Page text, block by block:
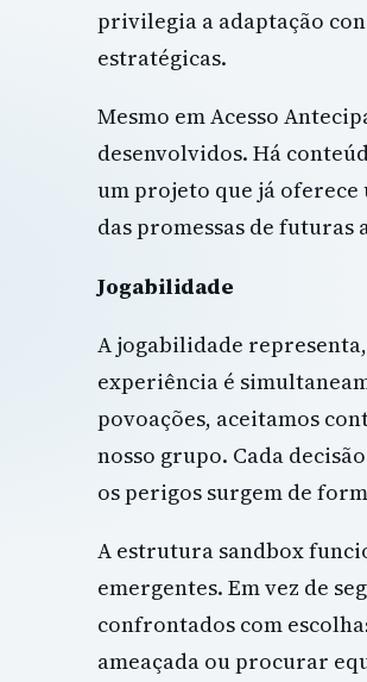
privilegia a adaptação
estratégicas.
Mesmo em Acesso
desenvolvidos. Há
um projeto que já
das promessas de futuras
Jogabilidade
A jogabilidade
experiência é
povoações, aceitamos
nosso grupo. Cada
os perigos surgem de
A estrutura sandbox
emergentes. Em vez de
confrontados com
ameaçada ou procurar